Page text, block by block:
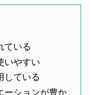
ている
いやすい
している
ーションが豊か